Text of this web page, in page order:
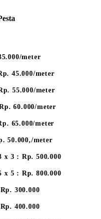
meter
45.000/meter
55.000/meter
60.000/meter
65.000/meter
50.000,/meter
x 3 : Rp. 500.000
x 5 : Rp. 800.000
300.000
400.000